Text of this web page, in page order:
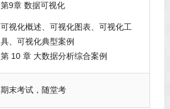
第9章 数据可视化
可视化概述、可视化图表、可视化工
具、可视化典型案例
第 10 章 大数据分析综合案例
期末考试，随堂考